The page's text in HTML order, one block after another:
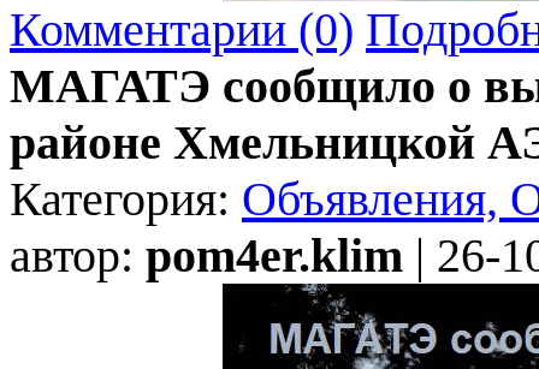
Комментарии (0)
МАГАТЭ сообщило о
районе Хмельницкой
Категория: Объявления,
автор: pom4er.klim | 26-